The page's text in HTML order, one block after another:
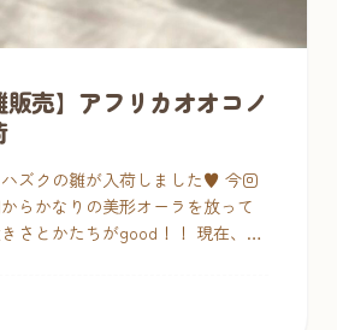
販売】アフリカオオコノ
ズクの雛が入荷しました♥ 今回
らかなりの美形オーラを放って
さとかたちがgood！！ 現在、7